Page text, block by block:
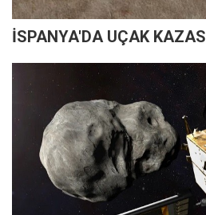
İSPANYA'DA UÇAK KAZASI